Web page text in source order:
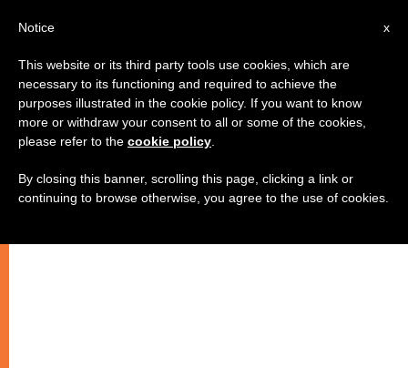
x
Notice
This website or its third party tools use cookies, which are
necessary to its functioning and required to achieve the
purposes illustrated in the cookie policy. If you want to know
more or withdraw your consent to all or some of the cookies,
please refer to the cookie policy
By closing this banner, scrolling this page, clicking a link or
continuing to browse otherwise, you agree to the use of cookies.